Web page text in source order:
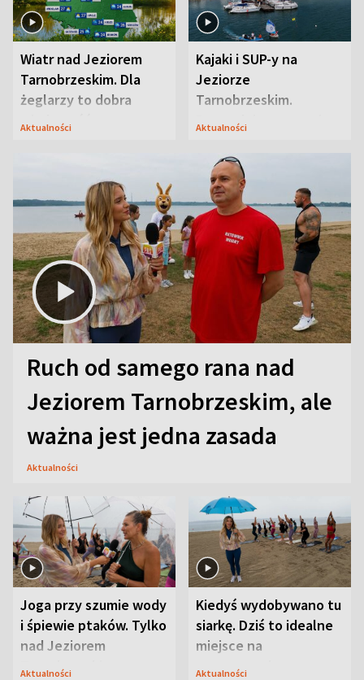
Wiatr nad Jeziorem
Tarnobrzeskim. Dla
żeglarzy to dobra
wiadomość
Aktualności
Kajaki i SUP-y na
Jeziorze
Tarnobrzeskim.
Przyrodnicy zwracają
Aktualności
Ruch od samego rana nad
Jeziorem Tarnobrzeskim, ale
ważna jest jedna zasada
Aktualności
Joga przy szumie wody
i śpiewie ptaków. Tylko
nad Jeziorem
Tarnobrzeskim
Aktualności
Kiedyś wydobywano tu
siarkę. Dziś to idealne
miejsce na
wypoczynek
Aktualności